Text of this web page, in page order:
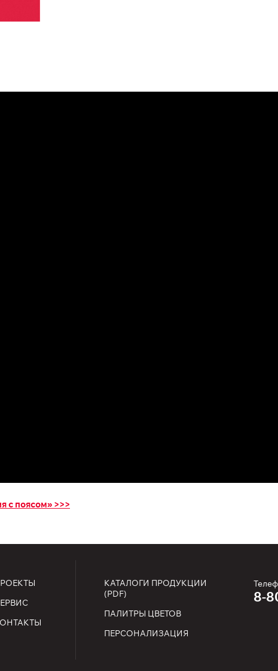
с поясом» >>>
КАТАЛОГИ ПРОДУКЦИИ
(PDF)
ПАЛИТРЫ ЦВЕТОВ
ПЕРСОНАЛИЗАЦИЯ
8-